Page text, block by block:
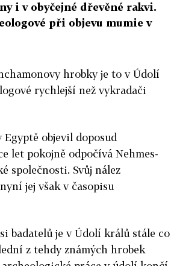
i v obyčejné dřevěné rakvi.
při objevu mumie v
hrobky je to v Údolí
rychlejší než vykradači
Egyptě objevil doposud
let pokojně odpočívá Nehmes-
společnosti. Svůj nález
jej však v časopisu
badatelů je v Údolí králů stále co
z tehdy známých hrobek